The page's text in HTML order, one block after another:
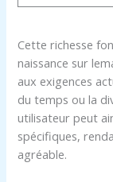
Cette richesse
naissance sur
aux exigences
du temps ou la
utilisateur peut
spécifiques,
agréable.